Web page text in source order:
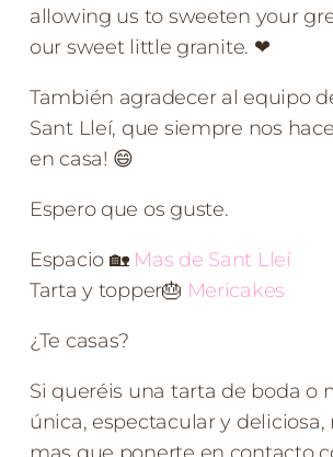
allowing us to sweeten your
our sweet little granite. ❤
También agradecer al equipo
Sant Lleí, que siempre nos
en casa! 😄
Espero que os guste.
Espacio 🏡 Mas de Sant Lleí
Tarta y topper🎂 Mericakes
¿Te casas?
Si queréis una tarta de boda o
única, espectacular y deliciosa,